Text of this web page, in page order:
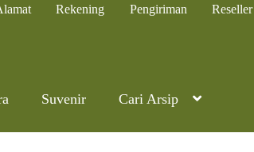
Rekening Pengiriman Reseller
Suvenir Cari Arsip